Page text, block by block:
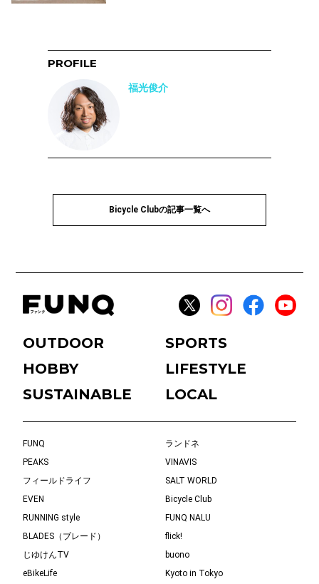
PROFILE
福光俊介
Bicycle Clubの記事一覧へ
OUTDOOR
SPORTS
HOBBY
LIFESTYLE
SUSTAINABLE
LOCAL
FUNQ
ランドネ
PEAKS
VINAVIS
フィールドライフ
SALT WORLD
EVEN
Bicycle Club
RUNNING style
FUNQ NALU
BLADES（ブレード）
flick!
じゆけんTV
buono
eBikeLife
Kyoto in Tokyo